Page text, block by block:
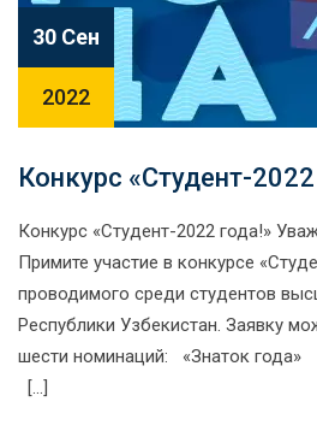
30 Сен
2022
Конкурс «Студент-2022
Конкурс «Студент-2022 года!»
Примите участие в конкурсе
проводимого среди студентов
Республики Узбекистан. Заявку
шести номинаций:
[…]